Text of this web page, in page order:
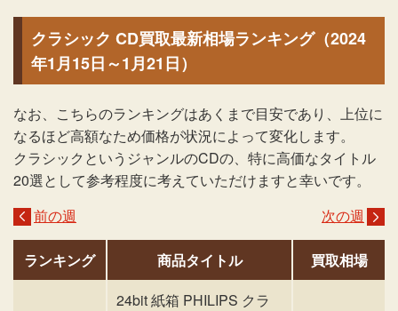
クラシック CD買取最新相場ランキング（2024
年1月15日～1月21日）
なお、こちらのランキングはあくまで目安であり、上位に
なるほど高額なため価格が状況によって変化します。
クラシックというジャンルのCDの、特に高価なタイトル
20選として参考程度に考えていただけますと幸いです。
前の週
次の週
ランキング 商品タイトル 買取相場
24bit 紙箱 PHILIPS クラ